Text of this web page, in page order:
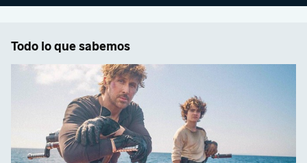
Todo lo que sabemos